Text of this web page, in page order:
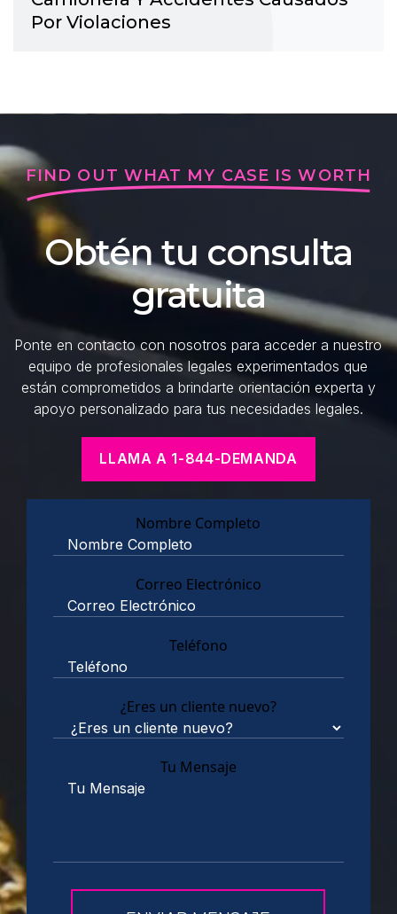
Por Violaciones
FIND OUT WHAT MY CASE IS WORTH
Obtén tu consulta
gratuita
Ponte en contacto con nosotros para acceder a nuestro
equipo de profesionales legales experimentados que
están comprometidos a brindarte orientación experta y
apoyo personalizado para tus necesidades legales.
LLAMA A 1-844-DEMANDA
Nombre Completo
Correo Electrónico
Teléfono
¿Eres un cliente nuevo?
Tu Mensaje